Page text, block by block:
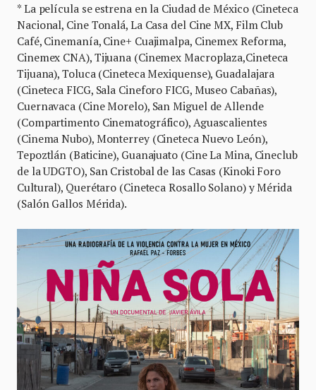
* La película se estrena en la Ciudad de México (Cineteca
Nacional, Cine Tonalá, La Casa del Cine MX, Film Club
Café, Cinemanía, Cine+ Cuajimalpa, Cinemex Reforma,
Cinemex CNA), Tijuana (Cinemex Macroplaza,Cineteca
Tijuana), Toluca (Cineteca Mexiquense), Guadalajara
(Cineteca FICG, Sala Cineforo FICG, Museo Cabañas),
Cuernavaca (Cine Morelo), San Miguel de Allende
(Compartimento Cinematográfico), Aguascalientes
(Cinema Nubo), Monterrey (Cineteca Nuevo León),
Tepoztlán (Baticine), Guanajuato (Cine La Mina, Cineclub
de la UDGTO), San Cristobal de las Casas (Kinoki Foro
Cultural), Querétaro (Cineteca Rosallo Solano) y Mérida
(Salón Gallos Mérida).